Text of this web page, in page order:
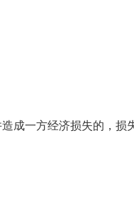
成一方经济损失的，损